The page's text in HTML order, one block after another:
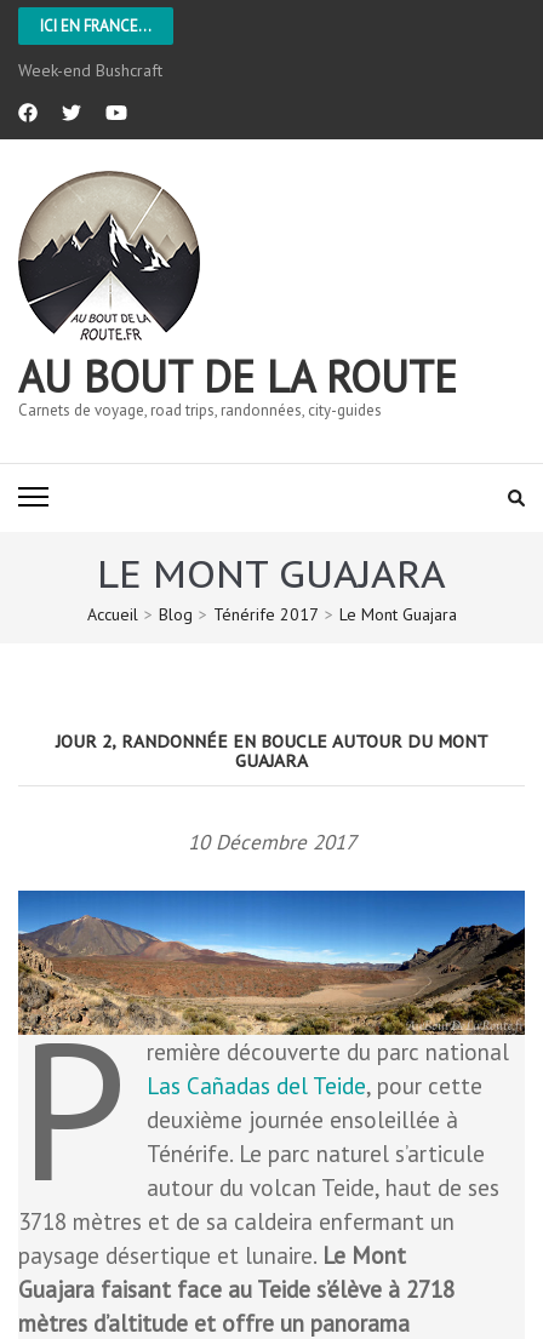
ICI EN FRANCE...
L’Aveyron
AU BOUT DE LA ROUTE
Carnets de voyage, road trips, randonnées, city-guides
LE MONT GUAJARA
Accueil > Blog > Ténérife 2017 > Le Mont Guajara
JOUR 2, RANDONNÉE EN BOUCLE AUTOUR DU MONT
GUAJARA
10 Décembre 2017
P
remière découverte du parc national
Las Cañadas del Teide, pour cette
deuxième journée ensoleillée à
Ténérife. Le parc naturel s’articule
autour du volcan Teide, haut de ses
3718 mètres et de sa caldeira enfermant un
paysage désertique et lunaire. Le Mont
Guajara faisant face au Teide s’élève à 2718
mètres d’altitude et offre un panorama